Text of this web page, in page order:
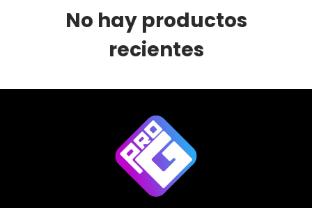
No hay productos
recientes